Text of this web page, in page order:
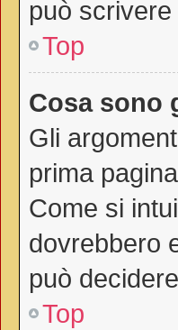
può
Top
Cosa sono
Gli
prima
Come si
dovrebbero
può
Top